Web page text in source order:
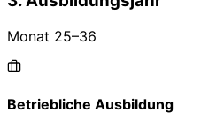
Monat 25–36
Betriebliche Ausbildung